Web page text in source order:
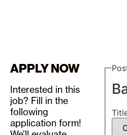
APPLY NOW
Interested in this
job? Fill in the
following
application form!